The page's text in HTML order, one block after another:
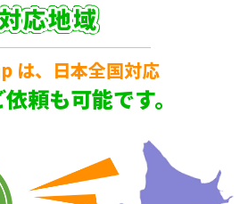
応地域
は、日本全国対応
頼も可能です。